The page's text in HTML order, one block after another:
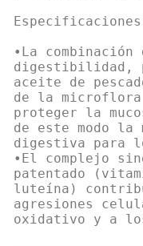
•La
digestibilidad,
aceite de
de la
proteger la
de este modo la
digestiva para
•El complejo
patentado
luteína)
agresiones
oxidativo y a